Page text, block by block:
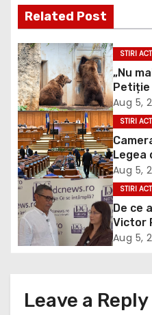
t
n
a
v
i
g
a
t
i
n
Related Post
STIRI
„Nu
Petiție
Aug 5,
STIRI
Legea
inclus
Aug 5,
STIRI
De ce
Victor
Aug 5,
Leave a Reply